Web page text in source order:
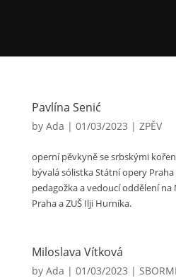
Pavlína Senić
by Ada | 01/03/2023 | ZPĚV
operní pěvkyně se srbskými
bývalá sólistka Státní opery
pedagožka a vedoucí oddělení
Praha a ZUŠ Ilji Hurníka.
Miloslava Vítková
by Ada | 01/03/2023 |